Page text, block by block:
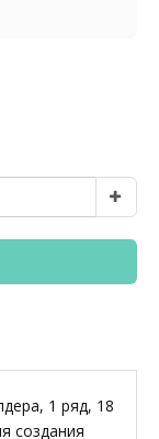
1 ряд, 18
создания